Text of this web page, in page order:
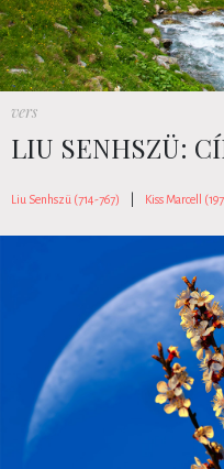
vers
LIU SENHSZÜ:
Liu Senhszü (714-767) Kiss Marcell